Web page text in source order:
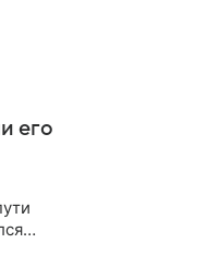
его